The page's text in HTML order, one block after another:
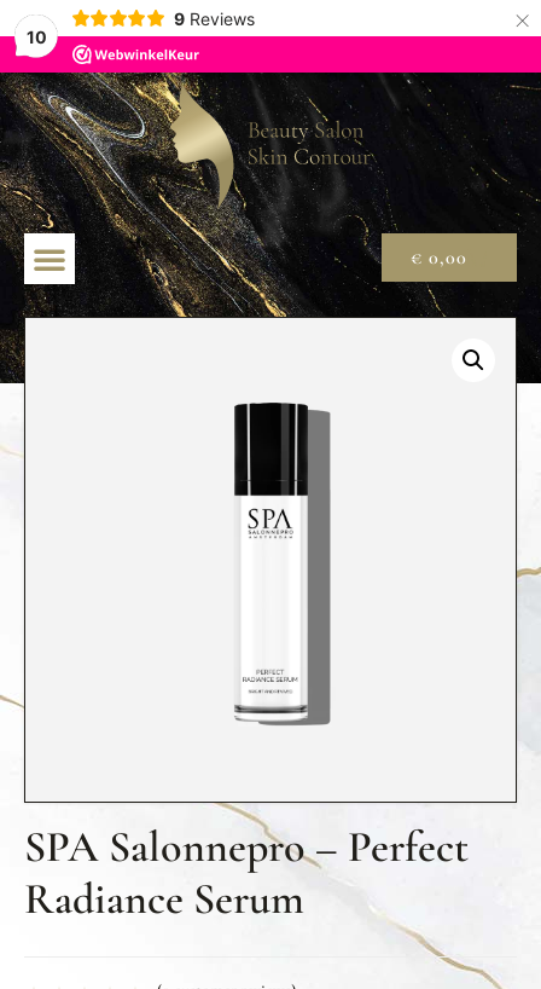
10
9 Reviews ×
€ 0,00
SPA Salonnepro – Perfect
Radiance Serum